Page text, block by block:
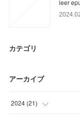
leer
カテゴリ
アーカイブ
2024 (21)